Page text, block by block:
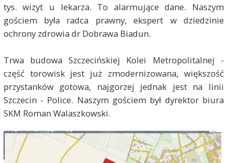
tys. wizyt u lekarza. To alarmujące dane. Naszym
gościem była radca prawny, ekspert w dziedzinie
ochrony zdrowia dr Dobrawa Biadun.
Trwa budowa Szczecińskiej Kolei Metropolitalnej -
część torowisk jest już zmodernizowana, większość
przystanków gotowa, najgorzej jednak jest na linii
Szczecin - Police. Naszym gościem był dyrektor biura
SKM Roman Walaszkowski.